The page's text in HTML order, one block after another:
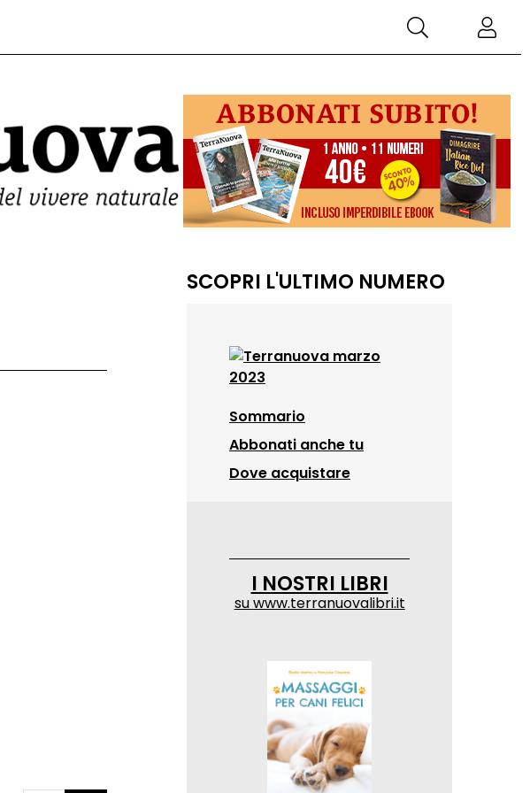
SCOPRI L'ULTIMO NUMERO
Sommario
Abbonati anche tu
Dove acquistare
I NOSTRI LIBRI
suwww.terranuovalibri.it